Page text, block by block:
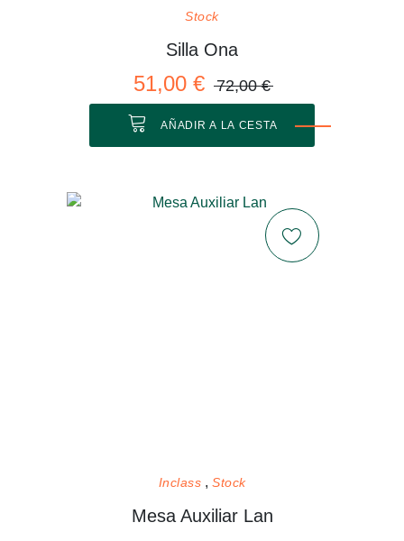
Stock
Silla Ona
51,00 € 72,00 €
AÑADIR A LA CESTA
Inclass Stock
Mesa Auxiliar Lan